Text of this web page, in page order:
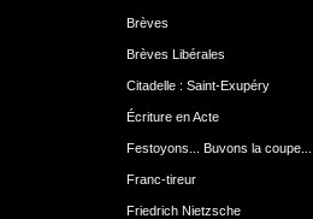
Brèves
Brèves Libérales
Citadelle : Saint-Exupéry
Écriture en Acte
Festoyons... Buvons la coupe...
Franc-tireur
Friedrich Nietzsche